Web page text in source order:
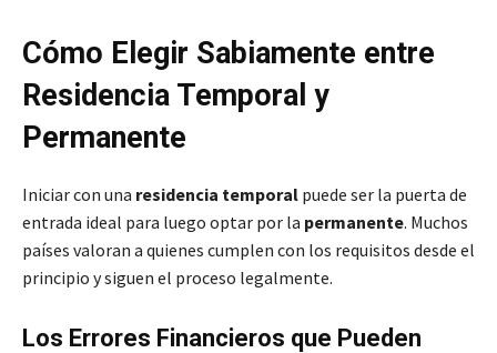
Cómo Elegir Sabiamente entre
Residencia Temporal y
Permanente
Iniciar con una residencia temporal puede ser la puerta de
entrada ideal para luego optar por la permanente. Muchos
países valoran a quienes cumplen con los requisitos desde el
principio y siguen el proceso legalmente.
Los Errores Financieros que Pueden